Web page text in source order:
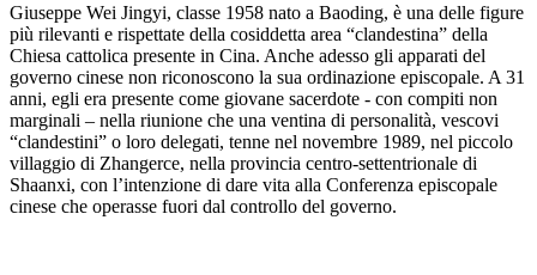
Giuseppe Wei Jingyi, classe 1958 nato a Baoding, è una delle figure
più rilevanti e rispettate della cosiddetta area “clandestina” della
Chiesa cattolica presente in Cina. Anche adesso gli apparati del
governo cinese non riconoscono la sua ordinazione episcopale. A 31
anni, egli era presente come giovane sacerdote - con compiti non
marginali – nella riunione che una ventina di personalità, vescovi
“clandestini” o loro delegati, tenne nel novembre 1989, nel piccolo
villaggio di Zhangerce, nella provincia centro-settentrionale di
Shaanxi, con l’intenzione di dare vita alla Conferenza episcopale
cinese che operasse fuori dal controllo del governo.